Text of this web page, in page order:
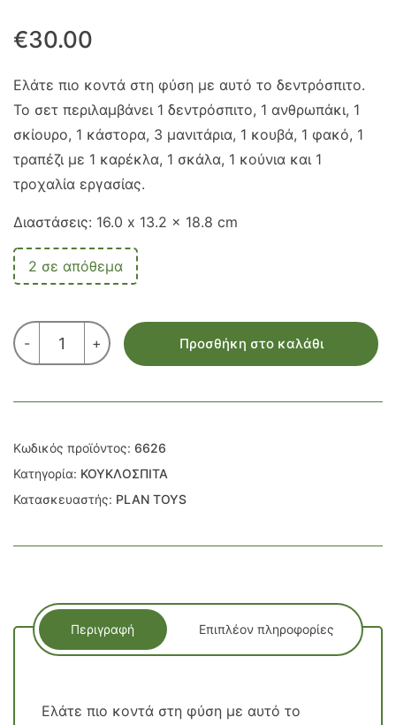
€30.00
Ελάτε πιο κοντά στη φύση με αυτό το δεντρόσπιτο.
Το σετ περιλαμβάνει 1 δεντρόσπιτο, 1 ανθρωπάκι, 1
σκίουρο, 1 κάστορα, 3 μανιτάρια, 1 κουβά, 1 φακό, 1
τραπέζι με 1 καρέκλα, 1 σκάλα, 1 κούνια και 1
τροχαλία εργασίας.
Διαστάσεις: 16.0 x 13.2 x 18.8 cm
2 σε απόθεμα
-
ΔΕΝΤΡΟΣΠΙΤΟ
ποσότητα
+ Προσθήκη στο καλάθι
Κωδικός προϊόντος: 6626
Κατηγορία: ΚΟΥΚΛΟΣΠΙΤΑ
Κατασκευαστής: PLAN TOYS
Περιγραφή Επιπλέον πληροφορίες
Ελάτε πιο κοντά στη φύση με αυτό το